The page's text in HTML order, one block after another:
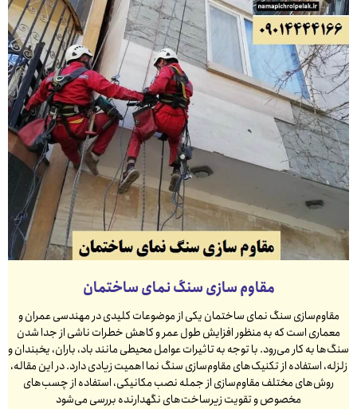
مقاوم سازی سنگ نمای ساختمان
مقاوم‌سازی سنگ نمای ساختمان یکی از موضوعات کلیدی در مهندسی عمران و
معماری است که به منظور افزایش طول عمر و کاهش خطرات ناشی از جدا شدن
سنگ‌ها به کار می‌رود. با توجه به تاثیرات عوامل محیطی مانند باد، باران، یخبندان و
زلزله، استفاده از تکنیک‌های مقاوم‌سازی سنگ نما اهمیت زیادی دارد. در این مقاله،
روش‌های مختلف مقاوم‌سازی از جمله نصب مکانیکی، استفاده از چسب‌های
مخصوص و تقویت زیرساخت‌های نگهدارنده بررسی می‌شود